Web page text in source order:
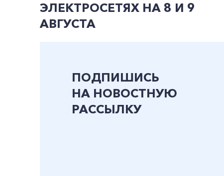
ЭЛЕКТРОСЕТЯХ НА 8 И 9
АВГУСТА
ПОДПИШИСЬ
НА НОВОСТНУЮ
РАССЫЛКУ